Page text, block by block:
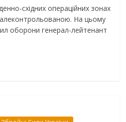
східних операційних зонах
На цьому
оборони генерал-лейтенант